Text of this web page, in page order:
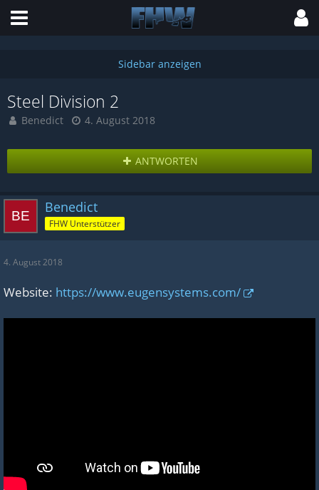
Steel Division 2
Benedict 4. August 2018
ANTWORTEN
Benedict
FHW Unterstützer
4. August 2018
Website: https://www.eugensystems.com/